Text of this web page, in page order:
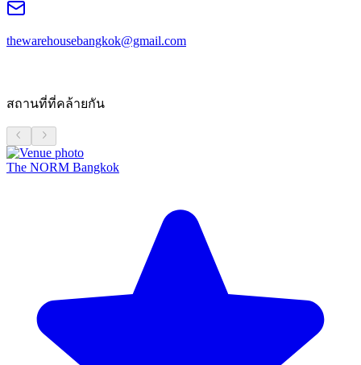
thewarehousebangkok@gmail.com
สถานที่ที่คล้ายกัน
The NORM Bangkok